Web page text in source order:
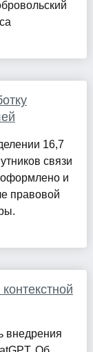
16,7
связи
и
правовой
внедрения